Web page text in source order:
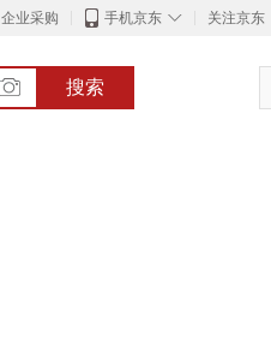
企业采购 ◇
手机京东 关注京东
搜索